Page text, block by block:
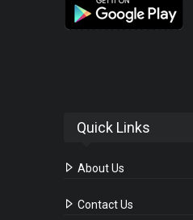
Quick Links
About Us
Contact Us